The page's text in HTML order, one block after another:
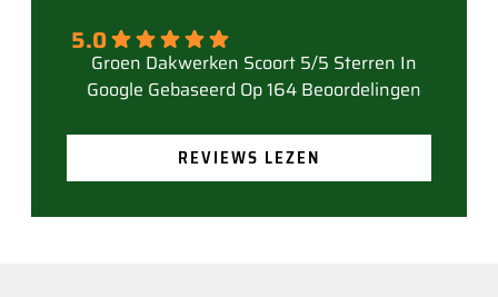
5.0
Gebaseerd Op 164 Beoordelingen
REVIEWS LEZEN